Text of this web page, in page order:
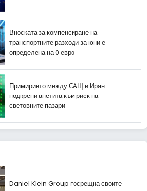
Вноската за компенсиране на
транспортните разходи за юни е
определена на 0 евро
Примирието между САЩ и Иран
подкрепи апетита към риск на
световните пазари
Daniel Klein Group посрещна своите